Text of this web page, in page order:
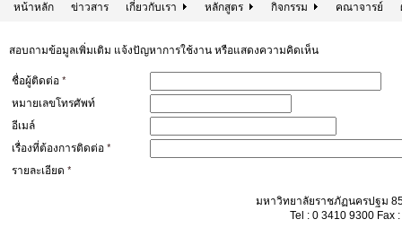
หน้าหลัก ข่าวสาร เกี่ยวกับเรา หลักสูตร กิจกรรม คณาจารย์
สอบถามข้อมูลเพิ่มเติม แจ้งปัญหาการใช้งาน หรือแสดงความคิดเห็น
ชื่อผู้ติดต่อ*
หมายเลขโทรศัพท์
อีเมล์
เรื่องที่ต้องการติดต่อ*
รายละเอียด *
มหาวิทยาลัยราชภัฏนครปฐม
Tel : 0 3410 9300 Fax